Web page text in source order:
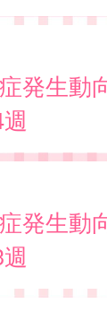
発生動
発生動